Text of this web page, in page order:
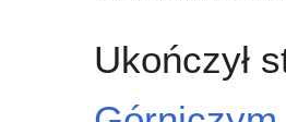
Ukończył